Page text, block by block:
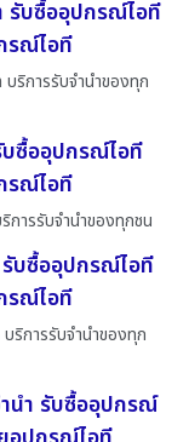
รับซื้ออุปกรณ์ไอที
รณ์ไอที
บริการรับจำนำของทุก
บซื้ออุปกรณ์ไอที
รณ์ไอที
การรับจำนำของทุกชน
รับซื้ออุปกรณ์ไอที
รณ์ไอที
ริการรับจำนำของทุก
นำ รับซื้ออุปกรณ์